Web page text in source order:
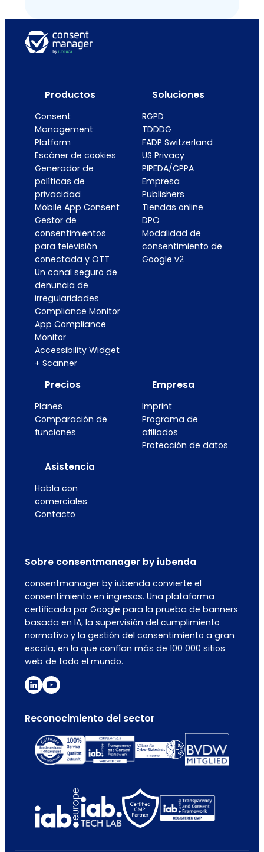
Productos
Consent
Management
Platform
Escáner de cookies
Generador de
políticas de
privacidad
Mobile App Consent
Gestor de
consentimientos
para televisión
conectada y OTT
Un canal seguro de
denuncia de
irregularidades
Compliance Monitor
App Compliance
Monitor
Accessibility Widget
+ Scanner
Soluciones
RGPD
TDDDG
FADP Switzerland
US Privacy
PIPEDA/CPPA
Empresa
Publishers
Tiendas online
DPO
Modalidad de
consentimiento de
Google v2
Precios
Planes
Comparación de
funciones
Empresa
Imprint
Programa de
afiliados
Protección de datos
Asistencia
Habla con
comerciales
Contacto
Sobre consentmanager by iubenda
consentmanager by iubenda convierte el
consentimiento en ingresos. Una plataforma
certificada por Google para la prueba de banners
basada en IA, la supervisión del cumplimiento
normativo y la gestión del consentimiento a gran
escala, en la que confían más de 100 000 sitios
web de todo el mundo.
Reconocimiento del sector